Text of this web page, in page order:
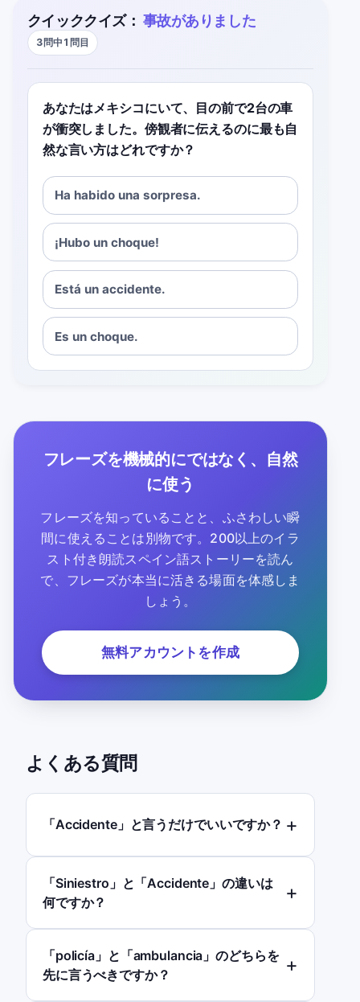
クイッククイズ： 事故がありました
3問中1問目
あなたはメキシコにいて、目の前で2台の車
が衝突しました。傍観者に伝えるのに最も自
然な言い方はどれですか？
Ha habido una sorpresa.
¡Hubo un choque!
Está un accidente.
Es un choque.
フレーズを機械的にではなく、自然
に使う
フレーズを知っていることと、ふさわしい瞬
間に使えることは別物です。200以上のイラ
スト付き朗読スペイン語ストーリーを読ん
で、フレーズが本当に活きる場面を体感しま
しょう。
無料アカウントを作成
よくある質問
「Accidente」と言うだけでいいですか？
「Siniestro」と「Accidente」の違いは
何ですか？
「policía」と「ambulancia」のどちらを
先に言うべきですか？